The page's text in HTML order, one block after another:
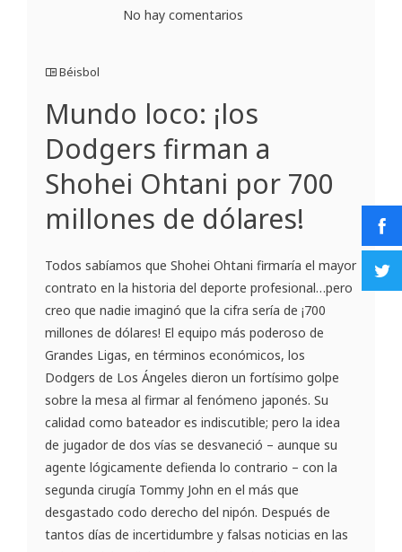
No hay comentarios
Béisbol
Mundo loco: ¡los
Dodgers firman a
Shohei Ohtani por 700
millones de dólares!
Todos sabíamos que Shohei Ohtani firmaría el mayor
contrato en la historia del deporte profesional…pero
creo que nadie imaginó que la cifra sería de ¡700
millones de dólares! El equipo más poderoso de
Grandes Ligas, en términos económicos, los
Dodgers de Los Ángeles dieron un fortísimo golpe
sobre la mesa al firmar al fenómeno japonés. Su
calidad como bateador es indiscutible; pero la idea
de jugador de dos vías se desvaneció – aunque su
agente lógicamente defienda lo contrario – con la
segunda cirugía Tommy John en el más que
desgastado codo derecho del nipón. Después de
tantos días de incertidumbre y falsas noticias en las